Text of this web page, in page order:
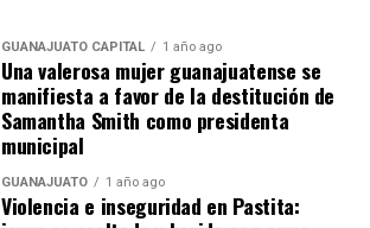
GUANAJUATO CAPITAL 1 año ago
Una valerosa mujer guanajuatense se
manifiesta a favor de la destitución de
Samantha Smith como presidenta
municipal
GUANAJUATO 1 año ago
Violencia e inseguridad en Pastita: